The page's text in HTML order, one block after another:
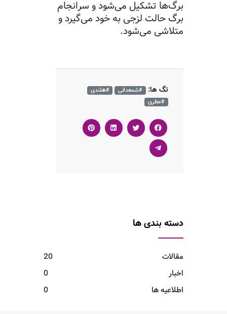
دسته بندی ها
مقالات
20
اخبار
0
اطلاعیه ها
0
برگ‌ها تشکیل می‌شود و سرانجام
برگ حالت لزجی به خود می‌گیرد و
متلاشی می‌شود.
تگ ها: #شمعدانی
#هلندی
#عطری